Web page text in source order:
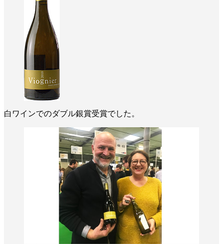
白ワインでのダブル銀賞受賞でした。